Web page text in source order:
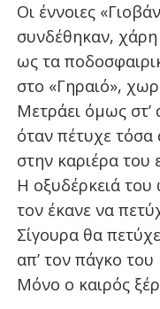
Οι έννοιες
συνδέθηκαν,
ως τα
στο «Γηραιό»,
Μετράει όμως
όταν πέτυχε
στην καριέρα του
Η οξυδέρκειά
τον έκανε να
Σίγουρα θα
απ’ τον πάγκο
Μόνο ο καιρός